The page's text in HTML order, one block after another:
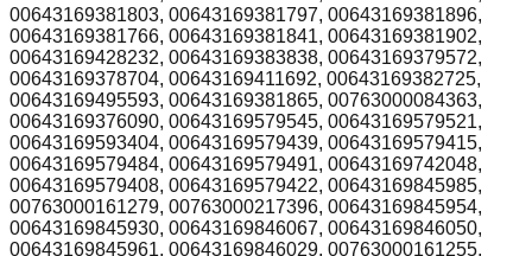
00643169381803, 00643169381797, 00643169381896,
00643169381766, 00643169381841, 00643169381902,
00643169428232, 00643169383838, 00643169379572,
00643169378704, 00643169411692, 00643169382725,
00643169495593, 00643169381865, 00763000084363,
00643169376090, 00643169579545, 00643169579521,
00643169593404, 00643169579439, 00643169579415,
00643169579484, 00643169579491, 00643169742048,
00643169579408, 00643169579422, 00643169845985,
00763000161279, 00763000217396, 00643169845954,
00643169845930, 00643169846067, 00643169846050,
00643169845961, 00643169846029, 00763000161255,